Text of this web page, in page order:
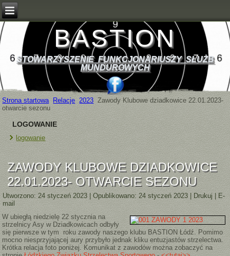
BASTION
STOWARZYSZENIE FUNKCJONARIUSZY SŁUŻB
MUNDUROWYCH
Strona startowa Relacje 2023 Zawody Klubowe dziadkowice 22.01.2023-
otwarcie sezonu
LOGOWANIE
logowanie
ZAWODY KLUBOWE DZIADKOWICE
22.01.2023- OTWARCIE SEZONU
Utworzono: 24 styczeń 2023 |Opublikowano: 24 styczeń 2023 Drukuj| E-
mail
W ubiegłą niedzielę 22 stycznia na
strzelnicy Asy w Dziadkowicach odbyły
się pierwsze w tym roku zawody naszego klubu BASTION Łódź. Pomimo
mocno niesprzyjającej aury przybyło jednak kliku entuzjastów strzelectwa.
Krótka relacja foto poniżej. Komunikat z zawodów można zobaczyć na